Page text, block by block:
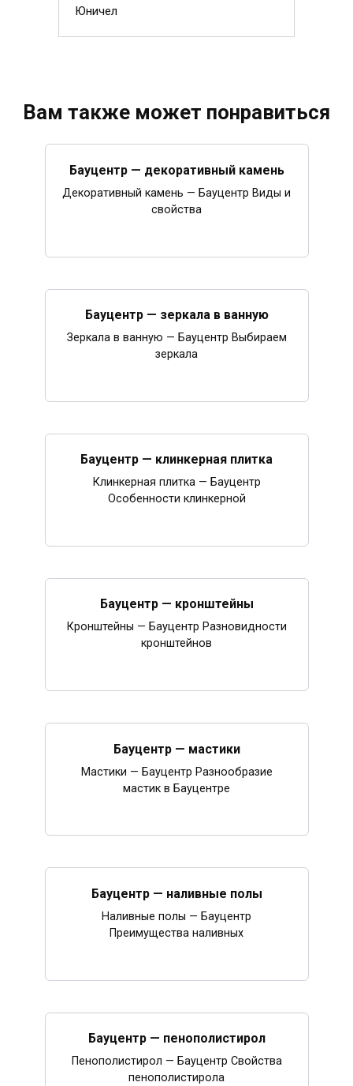
Юничел
Вам также может понравиться
Бауцентр — декоративный камень
Декоративный камень — Бауцентр Виды и
свойства
Бауцентр — зеркала в ванную
Зеркала в ванную — Бауцентр Выбираем
зеркала
Бауцентр — клинкерная плитка
Клинкерная плитка — Бауцентр
Особенности клинкерной
Бауцентр — кронштейны
Кронштейны — Бауцентр Разновидности
кронштейнов
Бауцентр — мастики
Мастики — Бауцентр Разнообразие
мастик в Бауцентре
Бауцентр — наливные полы
Наливные полы — Бауцентр
Преимущества наливных
Бауцентр — пенополистирол
Пенополистирол — Бауцентр Свойства
пенополистирола